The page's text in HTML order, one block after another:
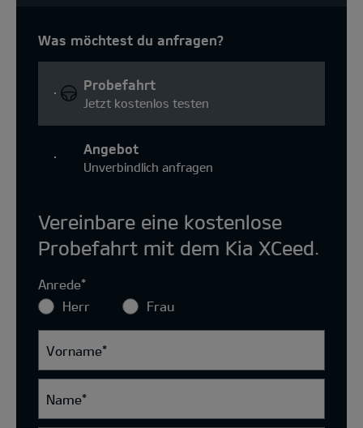
Was möchtest du anfragen?
Probefahrt
Jetzt kostenlos testen
Angebot
Unverbindlich anfragen
Vereinbare eine kostenlose
Probefahrt mit dem Kia XCeed.
Anrede*
Herr
Frau
Vorname*
Name*